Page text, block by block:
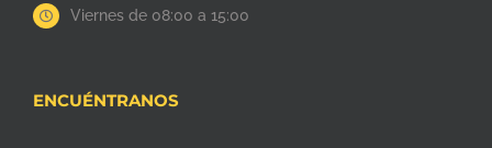
Viernes de 08:00 a 15:00
ENCUÉNTRANOS